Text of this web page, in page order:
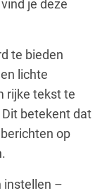
je deze
te bieden
lichte
rijke tekst te
betekent dat
op
instellen –